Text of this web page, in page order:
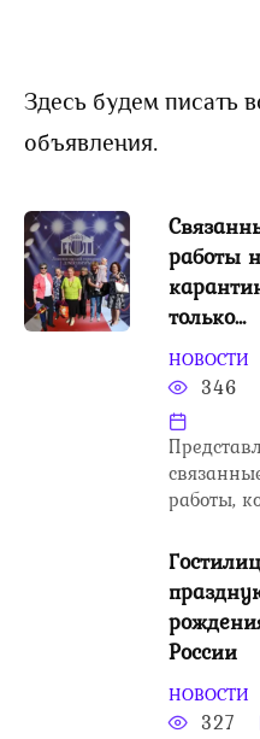
Здесь будем писать
объявления.
работы
только…
НОВОСТИ
346
работы,
России
НОВОСТИ
327